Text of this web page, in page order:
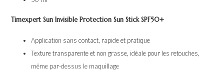
Timexpert Sun Invisible Protection Sun Stick SPF50+
Application sans contact, rapide et pratique
Texture transparente et non grasse, idéale pour les retouches,
même par-dessus le maquillage